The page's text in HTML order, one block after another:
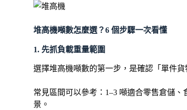
堆高機噸數怎麼選？6 個步驟一次看懂
1. 先抓負載重量範圍
選擇堆高機噸數的第一步，是確認「單件
常見區間可以參考：1–3 噸適合零售倉儲
景。